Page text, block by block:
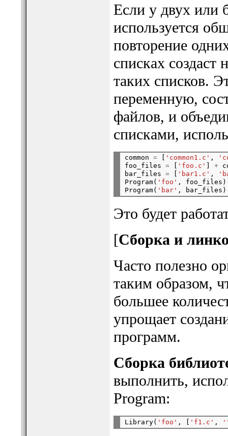
Если у двух или
используется
повторение
списках
таких списков.
переменную,
файлов, и
списками,
common = [ 'common1.c' ,
foo_files = [ 'foo.c' +
bar_files = [ 'bar1.c' ,
Program( 'foo' , foo_files)
Program( 'bar'
Это будет
[Сборка и
Часто полезно
таким образом,
большее
упрощает
программ.
Сборка
выполнить,
Program:
Library( 'foo' , [ 'f1.c' ,